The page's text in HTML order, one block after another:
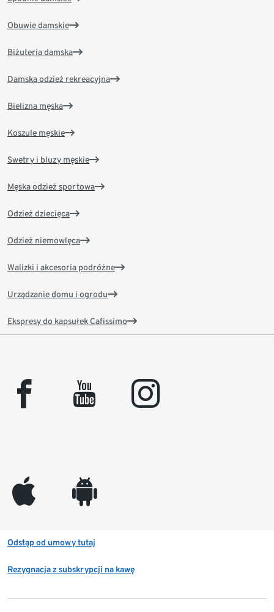
Obuwie damskie
Biżuteria damska
Damska odzież rekreacyjna
Bielizna męska
Koszule męskie
Swetry i bluzy męskie
Męska odzież sportowa
Odzież dziecięca
Odzież niemowlęca
Walizki i akcesoria podróżne
Urządzanie domu i ogrodu
Ekspresy do kapsułek Cafissimo
facebook youtube instagram
appleinc android
Odstąp od umowy tutaj
Rezygnacja z subskrypcji na kawę